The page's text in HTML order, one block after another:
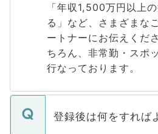
「年収1,500万円以上
る」など、さまざまな
ートナーにお伝えくだ
ちろん、非常勤・スポ
行なっております。
登録後は何をすれば